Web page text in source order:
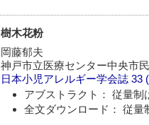
樹木花粉
岡藤郁夫
神戸市立医療センター中央市
日本小児アレルギー学会誌 33
アブストラクト： 従量制
全文ダウンロード： 従量